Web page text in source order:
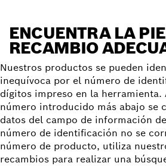
ENCUENTRA LA
RECAMBIO
Nuestros productos se pueden
inequívoca por el número de
dígitos impreso en la herramienta.
número introducido más abajo se
datos del campo de información
número de identificación no se
número de producto, utiliza
recambios para realizar una